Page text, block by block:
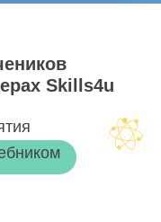
Skills4u